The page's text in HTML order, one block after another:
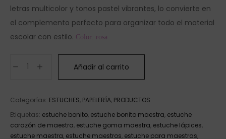
letras multicolor y tonos pastel vibrantes, lo convierte en
el complemento perfecto para organizar todo el material
escolar con estilo. Color: rosa.
Añadir al carrito
Categorías: ESTUCHES, PAPELERÍA, PRODUCTOS
Etiquetas: estuche bonito, estuche bonito maestra, estuche
corazón de maestra, estuche goma maestra, estuche lápices,
estuche maestra, estuche maestros, estuche para maestras,